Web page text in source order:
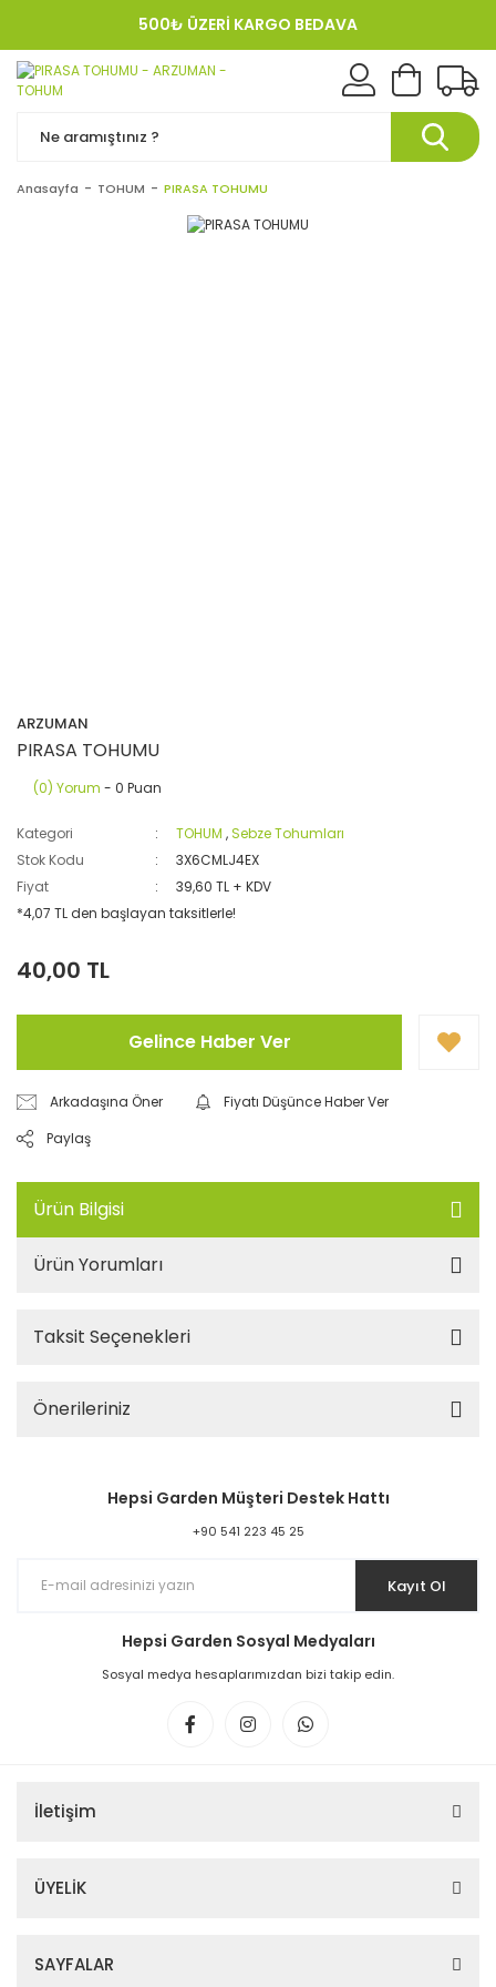
500₺ ÜZERİ KARGO BEDAVA
KREDI KARTINA 12 TAKSIT!
Anasayfa TOHUM PIRASA TOHUMU
ARZUMAN
PIRASA TOHUMU
(0) Yorum - 0 Puan
Kategori TOHUM ,Sebze Tohumları
Stok Kodu
3X6CMLJ4EX
Fiyat
39,60 TL + KDV
*4,07 TL den başlayan taksitlerle!
40,00 TL
Gelince Haber Ver
Arkadaşına Öner
Fiyatı Düşünce Haber Ver
Paylaş
Ürün Bilgisi
Ürün Yorumları
Taksit Seçenekleri
Önerileriniz
Hepsi Garden Müşteri Destek Hattı
+90 541 223 45 25
Kayıt Ol
Hepsi Garden Sosyal Medyaları
Sosyal medya hesaplarımızdan bizi takip edin.
İletişim
ÜYELİK
SAYFALAR